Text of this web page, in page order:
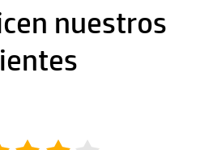
nuestros